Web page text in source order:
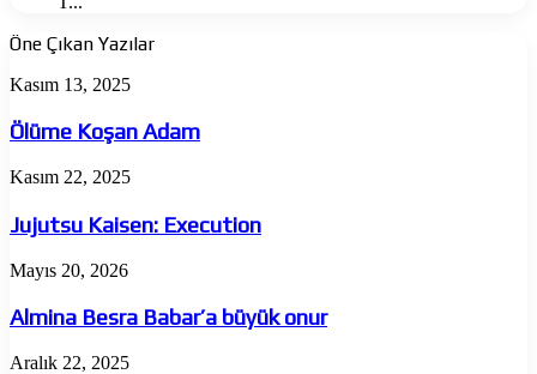
Öne Çıkan Yazılar
Ölüme
Adam
Kasım 13, 2025
Ölüme Koşan Adam
Jujutsu
Execution
Kasım 22, 2025
Jujutsu Kaisen: Execution
Almina
Babar’a
büyük
onur
Mayıs 20, 2026
Almina Besra Babar’a büyük onur
The
Aralık 22, 2025